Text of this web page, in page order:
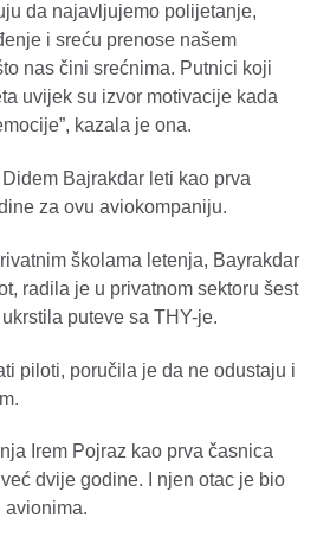
da najavljujemo polijetanje,
i sreću prenose našem
nas čini srećnima. Putnici koji
uvijek su izvor motivacije kada
kazala je ona.
Bajrakdar leti kao prva
za ovu aviokompaniju.
školama letenja, Bayrakdar
radila je u privatnom sektoru šest
puteve sa THY-je.
piloti, poručila je da ne odustaju i
Irem Pojraz kao prva časnica
dvije godine. I njen otac je bio
avionima.